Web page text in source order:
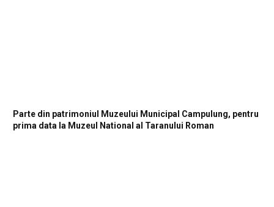
Parte din patrimoniul Muzeului Municipal Campulung, pentru
prima data la Muzeul National al Taranului Roman